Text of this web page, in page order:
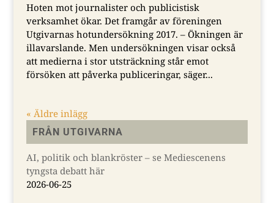
Hoten mot journalister och publicistisk
verksamhet ökar. Det framgår av föreningen
Utgivarnas hotundersökning 2017. – Ökningen är
illavarslande. Men undersökningen visar också
att medierna i stor utsträckning står emot
försöken att påverka publiceringar, säger...
« Äldre inlägg
FRÅN UTGIVARNA
AI, politik och blankröster – se Mediescenens
tyngsta debatt här
2026-06-25